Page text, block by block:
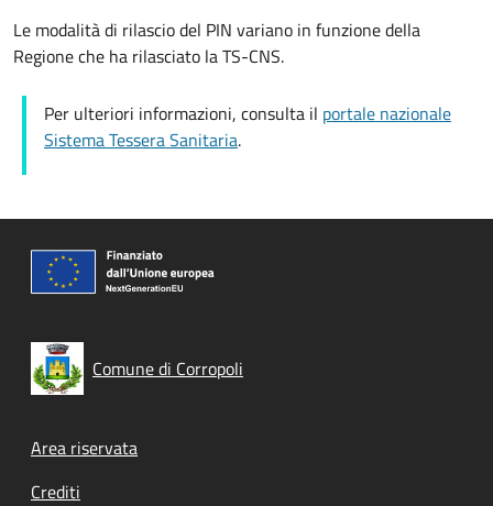
Le modalità di rilascio del PIN variano in funzione della
Regione che ha rilasciato la TS-CNS.
Per ulteriori informazioni, consulta il portale nazionale
Sistema Tessera Sanitaria.
Comune di Corropoli
Footer menu
Area riservata
Crediti